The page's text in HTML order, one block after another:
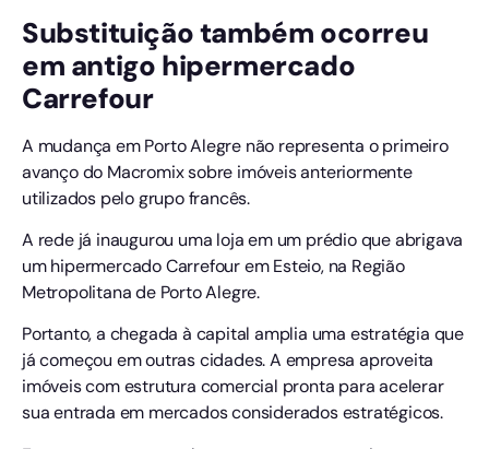
Substituição também ocorreu
em antigo hipermercado
Carrefour
A mudança em Porto Alegre não representa o primeiro
avanço do Macromix sobre imóveis anteriormente
utilizados pelo grupo francês.
A rede já inaugurou uma loja em um prédio que abrigava
um hipermercado Carrefour em Esteio, na Região
Metropolitana de Porto Alegre.
Portanto, a chegada à capital amplia uma estratégia que
já começou em outras cidades. A empresa aproveita
imóveis com estrutura comercial pronta para acelerar
sua entrada em mercados considerados estratégicos.